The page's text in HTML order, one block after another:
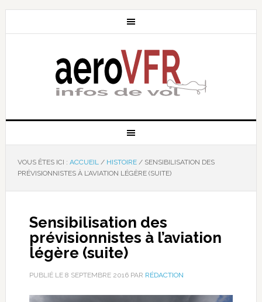
VOUS ÊTES ICI : ACCUEIL / HISTOIRE /SENSIBILISATION DES
PRÉVISIONNISTES À L’AVIATION LÉGÈRE (SUITE)
Sensibilisation des
prévisionnistes à l’aviation
légère (suite)
PUBLIÉ LE 8 SEPTEMBRE 2016PAR RÉDACTION